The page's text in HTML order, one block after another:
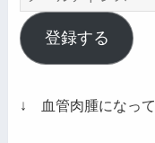
ー
ル
ア
レ
登録する
↓ 血管肉腫になって